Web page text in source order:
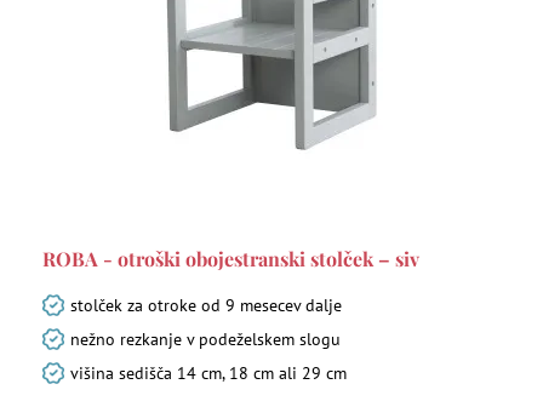
ROBA - otroški obojestranski stolček – siv
stolček za otroke od 9 mesecev dalje
nežno rezkanje v podeželskem slogu
višina sedišča 14 cm, 18 cm ali 29 cm